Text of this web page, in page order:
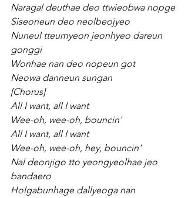
Naragal deuthae deo ttwieobwa nopge
Siseoneun deo neolbeojyeo
Nuneul tteumyeon jeonhyeo dareun
gonggi
Wonhae nan deo nopeun got
Neowa danneun sungan
[Chorus]
All I want, all I want
Wee-oh, wee-oh, bouncin'
All I want, all I want
Wee-oh, wee-oh, hey, bouncin'
Nal deonjigo tto yeongyeolhae jeo
bandaero
Holgabunhage dallyeoga nan